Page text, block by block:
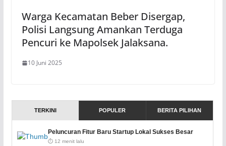
Warga Kecamatan Beber Disergap,
Polisi Langsung Amankan Terduga
Pencuri ke Mapolsek Jalaksana.
10 Juni 2025
TERKINI POPULER BERITA PILIHAN
Peluncuran Fitur Baru Startup Lokal Sukses Besar
⏱️ 12 menit lalu